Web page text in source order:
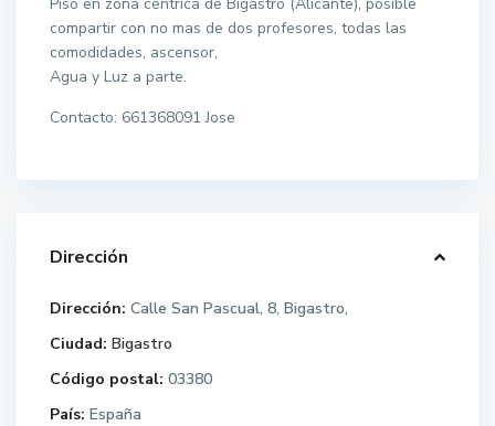
compartir con no mas de dos profesores, todas las
comodidades, ascensor,
Agua y Luz a parte.
Contacto: 661368091 Jose
Dirección
Dirección: Calle San Pascual, 8, Bigastro,
Ciudad: Bigastro
Código postal: 03380
País: España